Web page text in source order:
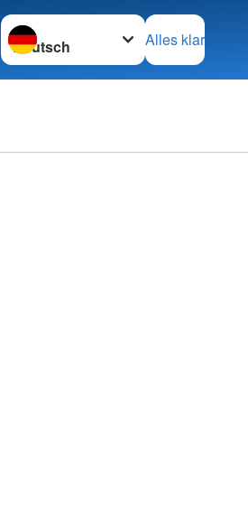
Sprache wechseln zu
Alles klar